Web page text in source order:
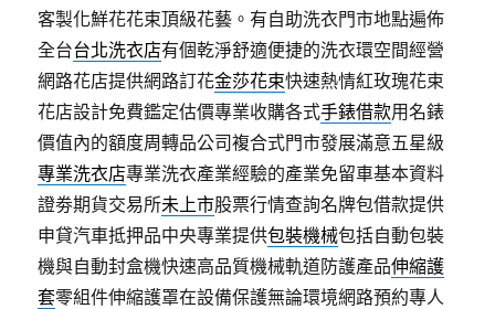
客製化鮮花花束頂級花藝。有自助洗衣門市地點遍佈
全台台北洗衣店有個乾淨舒適便捷的洗衣環空間經營
網路花店提供網路訂花金莎花束快速熱情紅玫瑰花束
花店設計免費鑑定估價專業收購各式手錶借款用名錶
價值內的額度周轉品公司複合式門市發展滿意五星級
專業洗衣店專業洗衣產業經驗的產業免留車基本資料
證劵期貨交易所未上市股票行情查詢名牌包借款提供
申貸汽車抵押品中央專業提供包裝機械包括自動包裝
機與自動封盒機快速高品質機械軌道防護產品伸縮護
套零組件伸縮護罩在設備保護無論環境網路預約專人